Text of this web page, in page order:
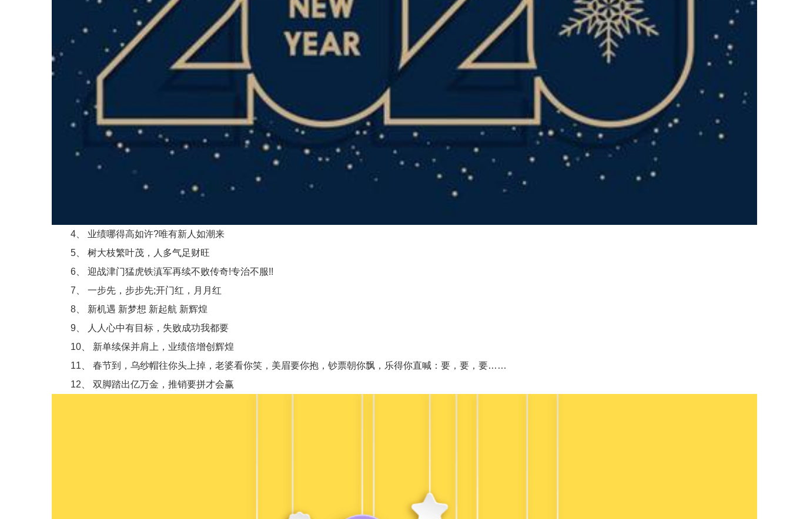
4、 业绩哪得高如许?唯有新人如潮来
5、 树大枝繁叶茂，人多气足财旺
6、 迎战津门猛虎铁滇军再续不败传奇!专治不服!!
7、 一步先，步步先;开门红，月月红
8、 新机遇 新梦想 新起航 新辉煌
9、 人人心中有目标，失败成功我都要
10、 新单续保并肩上，业绩倍增创辉煌
11、 春节到，乌纱帽往你头上掉，老婆看你笑，美眉要你抱，钞票朝你飘，乐得你直喊：要，要，要……
12、 双脚踏出亿万金，推销要拼才会赢